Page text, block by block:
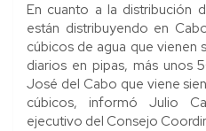
En cuanto a la distribución
están distribuyendo en
cúbicos de agua que vienen
diarios en pipas, más unos
José del Cabo que viene
cúbicos, informó Julio
ejecutivo del Consejo